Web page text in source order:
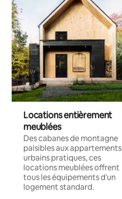
Locations entièrement
meublées
Des cabanes de montagne
paisibles aux appartements
urbains pratiques, ces
locations meublées offrent
tous les équipements d'un
logement standard.